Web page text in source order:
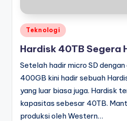
Posted
Teknologi
Hardisk 40TB Segera
Setelah hadir micro SD
400GB kini hadir sebuah
yang luar biasa juga. Hardisk
kapasitas sebesar 40TB.
produksi oleh Western…